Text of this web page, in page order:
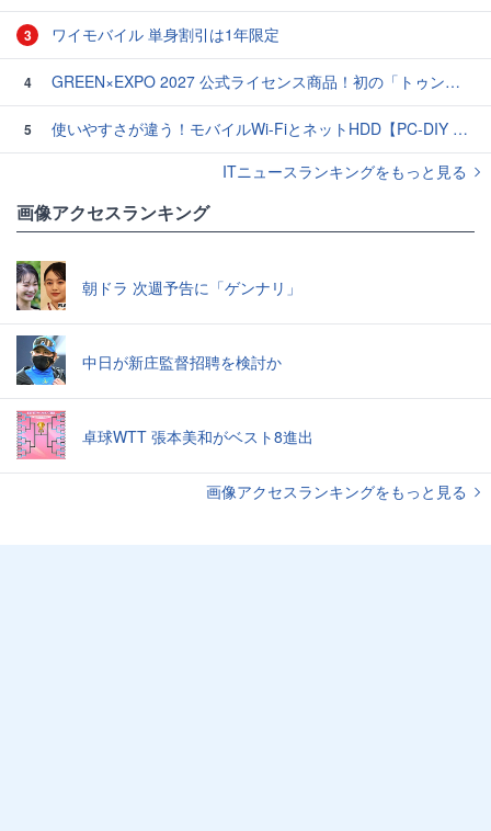
3 ワイモバイル 単身割引は1年限定
4 GREEN×EXPO 2027 公式ライセンス商品！初の「トゥンクトゥンク」公式LINEスタンプ、販売開始
5
使いやすさが違う！モバイルWi-FiとネットHDD【PC-DIY 秋の陣】
ITニュースランキングをもっと見る
画像アクセスランキング
朝ドラ 次週予告に「ゲンナリ」
中日が新庄監督招聘を検討か
卓球WTT 張本美和がベスト8進出
画像アクセスランキングをもっと見る